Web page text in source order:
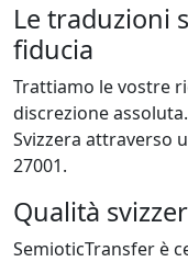
Le traduzioni
fiducia
Trattiamo le vostre
discrezione
Svizzera attraverso
27001.
Qualità
SemioticTransfer è